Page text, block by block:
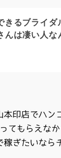
きるブライダ
は凄い人な